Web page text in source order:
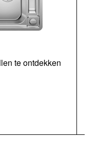
te ontdekken